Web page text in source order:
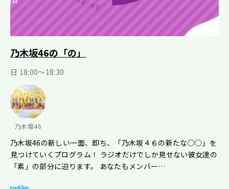
乃木坂46の「の」
日 18:00～18:30
乃木坂46
乃木坂46の新しい一面、即ち、「乃木坂４６の新たな○○」を
見つけていくプログラム！ ラジオだけでしか見せない彼女達の
「素」の部分に迫ります。 あなたもメンバー…